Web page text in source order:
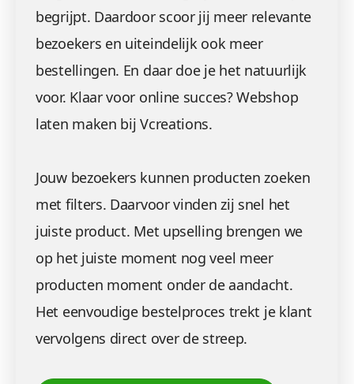
begrijpt. Daardoor scoor jij meer relevante
bezoekers en uiteindelijk ook meer
bestellingen. En daar doe je het natuurlijk
voor. Klaar voor online succes? Webshop
laten maken bij Vcreations.
Jouw bezoekers kunnen producten zoeken
met filters. Daarvoor vinden zij snel het
juiste product. Met upselling brengen we
op het juiste moment nog veel meer
producten moment onder de aandacht.
Het eenvoudige bestelproces trekt je klant
vervolgens direct over de streep.